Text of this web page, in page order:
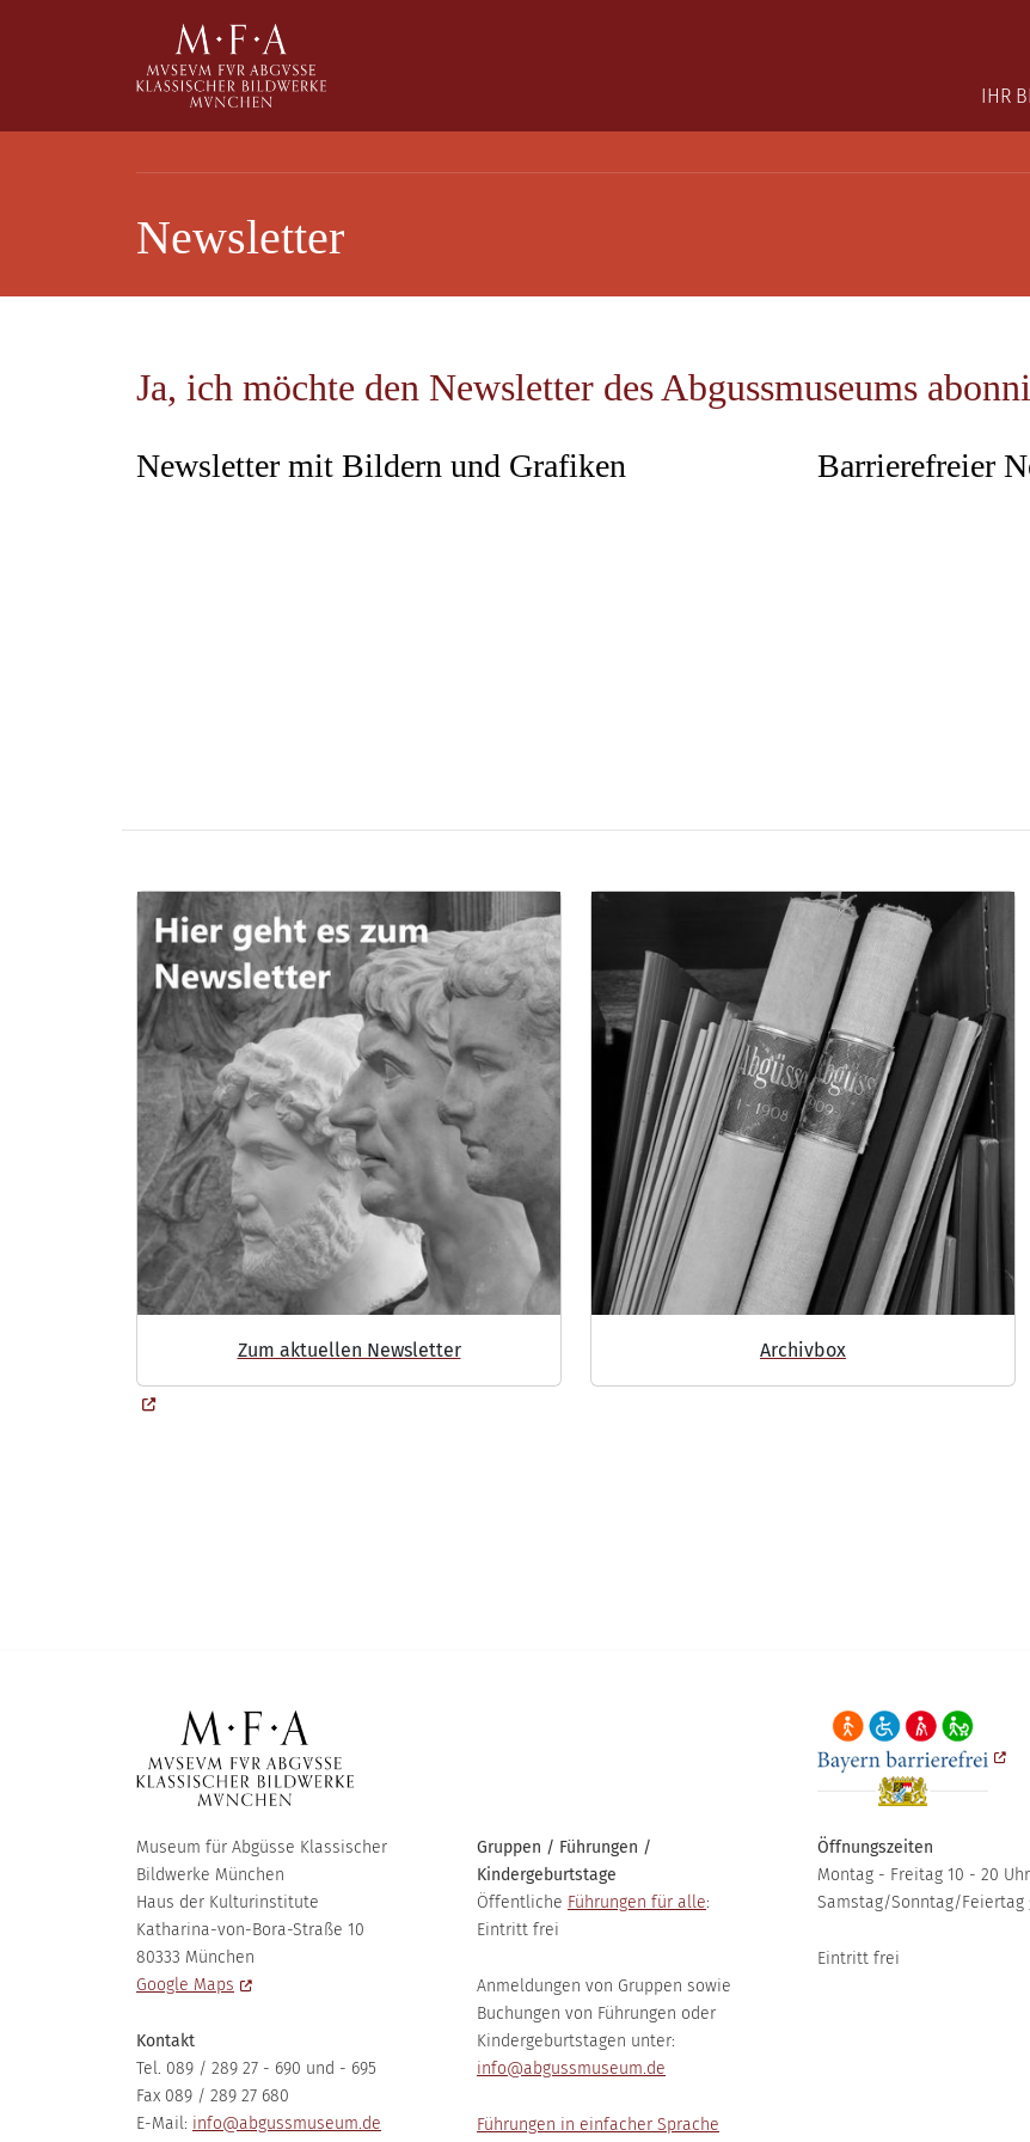
SUCHE
IHR
Newsletter
Ja, ich möchte den Newsletter des Abgussmuseums
Newsletter mit Bildern und Grafiken Barrierefreier
Zum aktuellen Newsletter Archivbox
Museum für Abgüsse Klassischer
Bildwerke München
Haus der Kulturinstitute
Katharina-von-Bora-Straße 10
80333 München
Google Maps
Kontakt
Tel. 089 / 289 27 - 690 und - 695
Fax 089 / 289 27 680
E-Mail: info@abgussmuseum.de
Gruppen / Führungen /
Kindergeburtstage
Öffentliche Führungen für alle:
Eintritt frei
Anmeldungen von Gruppen sowie
Buchungen von Führungen oder
Kindergeburtstagen unter:
info@abgussmuseum.de
Führungen in einfacher Sprache
Öffnungszeiten
Montag - Freitag 10 - 20 Uhr
Samstag/Sonntag/Feiertag
Eintritt frei